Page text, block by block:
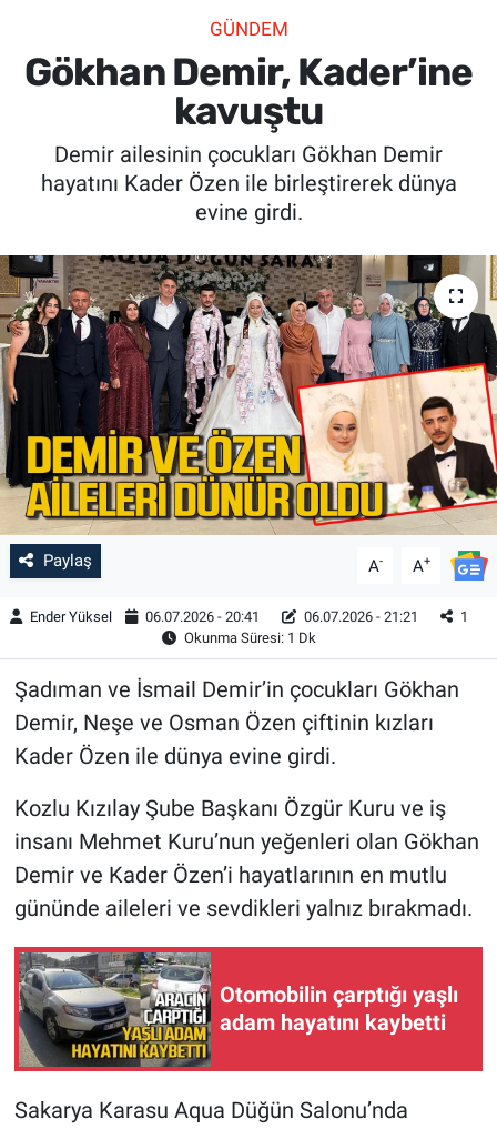
GÜNDEM
Gökhan Demir, Kader’ine
kavuştu
Demir ailesinin çocukları Gökhan Demir
hayatını Kader Özen ile birleştirerek dünya
evine girdi.
Paylaş A- A+
Ender Yüksel 06.07.2026 - 20:41 06.07.2026 - 21:21
1
Okunma Süresi: 1 Dk
Şadıman ve İsmail Demir’in çocukları Gökhan
Demir, Neşe ve Osman Özen çiftinin kızları
Kader Özen ile dünya evine girdi.
Kozlu Kızılay Şube Başkanı Özgür Kuru ve iş
insanı Mehmet Kuru’nun yeğenleri olan Gökhan
Demir ve Kader Özen’i hayatlarının en mutlu
gününde aileleri ve sevdikleri yalnız bırakmadı.
Otomobilin çarptığı yaşlı
adam hayatını kaybetti
Sakarya Karasu Aqua Düğün Salonu’nda
SAĞLIK